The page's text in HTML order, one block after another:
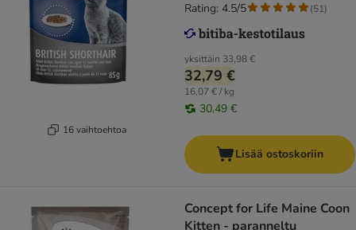
16 vaihtoehtoa
yksittäin 33,98 €
32,79 €
16,07 € / kg
30,49 €
Rating: 4.5/5 (51)
Lisää ostoskoriin
Concept for Life Maine Coon
Kitten - paranneltu